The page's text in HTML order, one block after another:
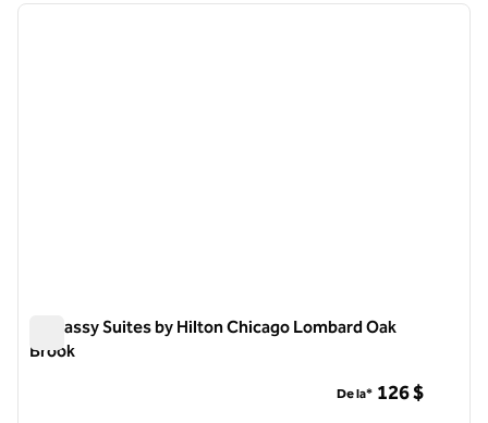
1 din 12
Embassy Suites by Hilton Chicago Lombard Oak
Brook
De la* 126 $